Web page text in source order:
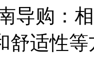
导购：
舒适性